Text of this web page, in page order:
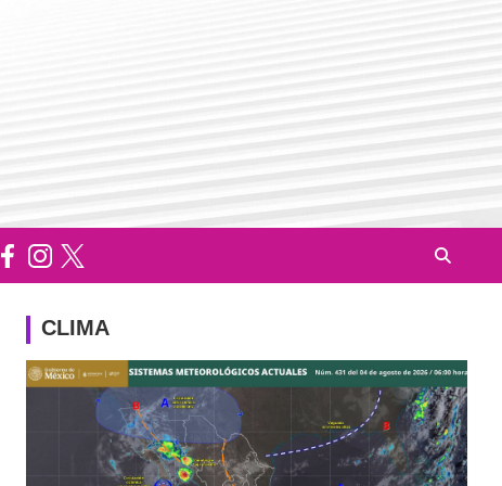
CLIMA